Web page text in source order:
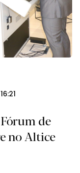
de
no Altice